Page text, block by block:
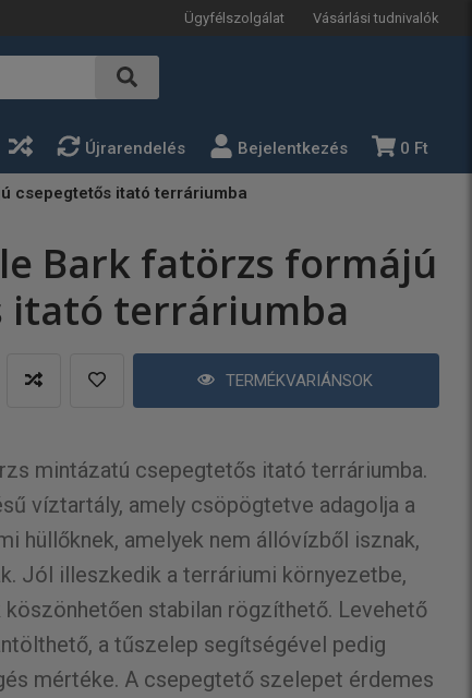
Ügyfélszolgálat Vásárlási tudnivalók
Újrarendelés Bejelentkezés 0 Ft
csepegtetős itató terráriumba
Bark fatörzs formájú
itató terráriumba
TERMÉKVARIÁNSOK
mintázatú csepegtetős itató terráriumba.
víztartály, amely csöpögtetve adagolja a
hüllőknek, amelyek nem állóvízből isznak,
Jól illeszkedik a terráriumi környezetbe,
köszönhetően stabilan rögzíthető. Levehető
a tűszelep segítségével pedig
mértéke. A csepegtető szelepet érdemes